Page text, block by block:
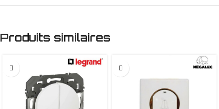
Produits similaires